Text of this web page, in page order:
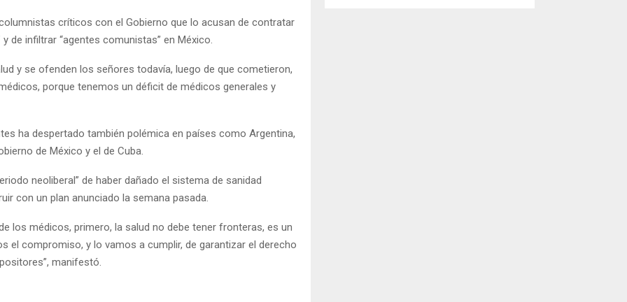
críticos con el Gobierno que lo acusan de contratar
de infiltrar “agentes comunistas” en México.
y se ofenden los señores todavía, luego de que cometieron,
porque tenemos un déficit de médicos generales y
ha despertado también polémica en países como Argentina,
de México y el de Cuba.
neoliberal” de haber dañado el sistema de sanidad
con un plan anunciado la semana pasada.
los médicos, primero, la salud no debe tener fronteras, es un
el compromiso, y lo vamos a cumplir, de garantizar el derecho
manifestó.